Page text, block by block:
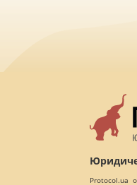
Protocol.ua